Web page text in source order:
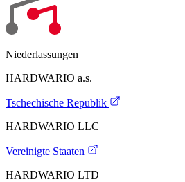
Niederlassungen
HARDWARIO a.s.
Tschechische Republik
HARDWARIO LLC
Vereinigte Staaten
HARDWARIO LTD